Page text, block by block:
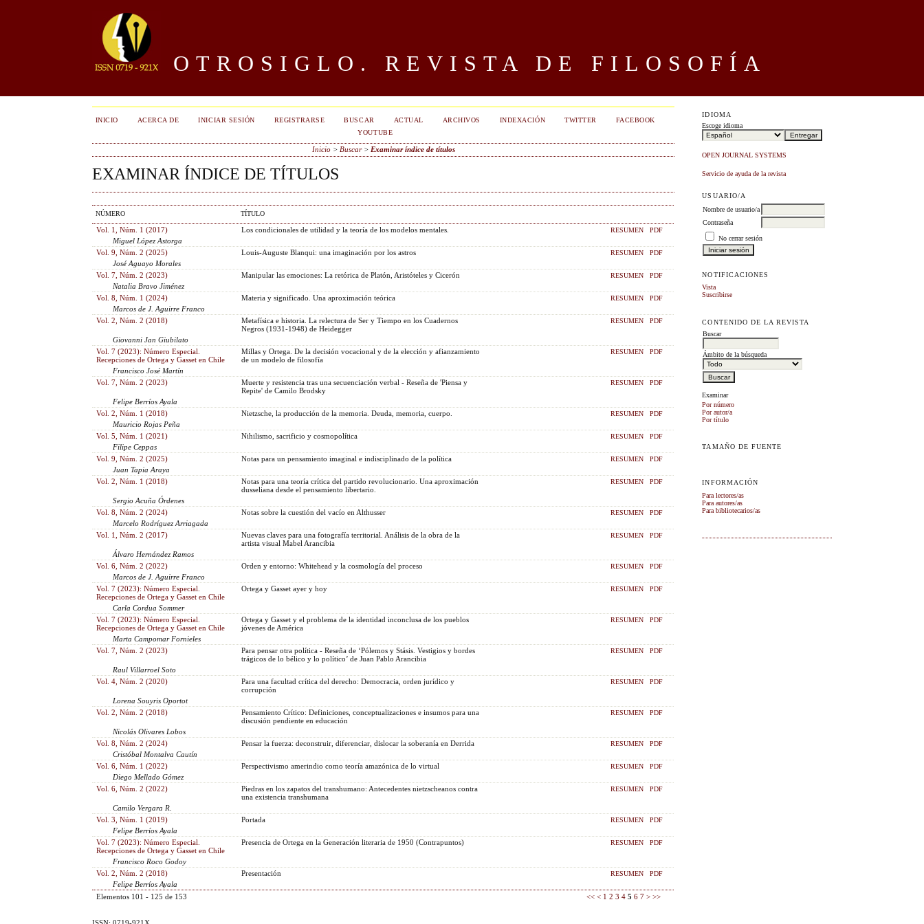
OTROSIGLO. REVISTA DE FILOSOFÍA
IDIOMA
Escoge idioma
OPEN JOURNAL SYSTEMS
Servicio de ayuda de la revista
USUARIO/A
Nombre de usuario/a
Contraseña
No cerrar sesión
NOTIFICACIONES
Vista
Suscribirse
CONTENIDO DE LA REVISTA
Buscar
Ámbito de la búsqueda
Examinar
Por número
Por autor/a
Por título
TAMAÑO DE FUENTE
INFORMACIÓN
Para lectores/as
Para autores/as
Para bibliotecarios/as
INICIO ACERCA DE INICIAR SESIÓN REGISTRARSE BUSCAR ACTUAL ARCHIVOS INDEXACIÓN TWITTER
FACEBOOK
YOUTUBE
Inicio> Buscar> Examinar índice de títulos
EXAMINAR ÍNDICE DE TÍTULOS
NÚMERO TÍTULO
Vol. 1, Núm. 1 (2017) Los condicionales de utilidad y la teoría de los modelos mentales. RESUMEN PDF
Miguel López Astorga
Vol. 9, Núm. 2 (2025)
Louis-Auguste Blanqui: una imaginación por los astros RESUMEN PDF
José Aguayo Morales
Vol. 7, Núm. 2 (2023)
Manipular las emociones: La retórica de Platón, Aristóteles y Cicerón RESUMEN PDF
Natalia Bravo Jiménez
Vol. 8, Núm. 1 (2024)
Materia y significado. Una aproximación teórica RESUMEN PDF
Marcos de J. Aguirre Franco
Vol. 2, Núm. 2 (2018)
Metafísica e historia. La relectura de Ser y Tiempo en los Cuadernos
Negros (1931-1948) de Heidegger
RESUMEN PDF
Giovanni Jan Giubilato
Vol. 7 (2023): Número Especial.
Recepciones de Ortega y Gasset en Chile
Millas y Ortega. De la decisión vocacional y de la elección y afianzamiento
de un modelo de filosofía
RESUMEN PDF
Francisco José Martín
Vol. 7, Núm. 2 (2023)
Muerte y resistencia tras una secuenciación verbal - Reseña de 'Piensa y
Repite' de Camilo Brodsky
RESUMEN PDF
Felipe Berríos Ayala
Vol. 2, Núm. 1 (2018)
Nietzsche, la producción de la memoria. Deuda, memoria, cuerpo. RESUMEN PDF
Mauricio Rojas Peña
Vol. 5, Núm. 1 (2021)
Nihilismo, sacrificio y cosmopolítica RESUMEN PDF
Filipe Ceppas
Vol. 9, Núm. 2 (2025)
Notas para un pensamiento imaginal e indisciplinado de la política RESUMEN PDF
Juan Tapia Araya
Vol. 2, Núm. 1 (2018)
Notas para una teoría crítica del partido revolucionario. Una aproximación
dusseliana desde el pensamiento libertario.
RESUMEN PDF
Sergio Acuña Órdenes
Vol. 8, Núm. 2 (2024)
Notas sobre la cuestión del vacío en Althusser RESUMEN PDF
Marcelo Rodríguez Arriagada
Vol. 1, Núm. 2 (2017)
Nuevas claves para una fotografía territorial. Análisis de la obra de la
artista visual Mabel Arancibia
RESUMEN PDF
Álvaro Hernández Ramos
Vol. 6, Núm. 2 (2022)
Orden y entorno: Whitehead y la cosmología del proceso RESUMEN PDF
Marcos de J. Aguirre Franco
Vol. 7 (2023): Número Especial.
Recepciones de Ortega y Gasset en Chile
Ortega y Gasset ayer y hoy RESUMEN PDF
Carla Cordua Sommer
Vol. 7 (2023): Número Especial.
Recepciones de Ortega y Gasset en Chile
Ortega y Gasset y el problema de la identidad inconclusa de los pueblos
jóvenes de América
RESUMEN PDF
Marta Campomar Fornieles
Vol. 7, Núm. 2 (2023)
Para pensar otra política - Reseña de ‘Pólemos y Stásis. Vestigios y bordes
trágicos de lo bélico y lo político’ de Juan Pablo Arancibia
RESUMEN PDF
Raul Villarroel Soto
Vol. 4, Núm. 2 (2020)
Para una facultad crítica del derecho: Democracia, orden jurídico y
corrupción
RESUMEN PDF
Lorena Souyris Oportot
Vol. 2, Núm. 2 (2018)
Pensamiento Crítico: Definiciones, conceptualizaciones e insumos para una
discusión pendiente en educación
RESUMEN PDF
Nicolás Olivares Lobos
Vol. 8, Núm. 2 (2024)
Pensar la fuerza: deconstruir, diferenciar, dislocar la soberanía en Derrida RESUMEN PDF
Cristóbal Montalva Cautín
Vol. 6, Núm. 1 (2022)
Perspectivismo amerindio como teoría amazónica de lo virtual RESUMEN PDF
Diego Mellado Gómez
Vol. 6, Núm. 2 (2022)
Piedras en los zapatos del transhumano: Antecedentes nietzscheanos contra
una existencia transhumana
RESUMEN PDF
Camilo Vergara R.
Vol. 3, Núm. 1 (2019)
Portada RESUMEN PDF
Felipe Berríos Ayala
Vol. 7 (2023): Número Especial.
Recepciones de Ortega y Gasset en Chile
Presencia de Ortega en la Generación literaria de 1950 (Contrapuntos) RESUMEN PDF
Francisco Roco Godoy
Vol. 2, Núm. 2 (2018)
Presentación RESUMEN PDF
Felipe Berríos Ayala
Elementos 101 - 125 de 153
<< < 1 2 3 4 5 6 7 > >>
ISSN: 0719-921X